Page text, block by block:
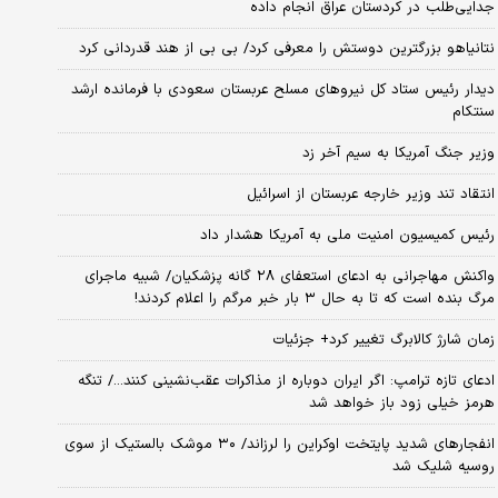
جدایی‌طلب در کردستان عراق انجام داده
نتانیاهو بزرگترین دوستش را معرفی کرد/ بی بی از هند قدردانی کرد
دیدار رئیس ستاد کل نیروهای مسلح عربستان سعودی با فرمانده ارشد
سنتکام
وزیر جنگ آمریکا به سیم آخر زد
انتقاد تند وزیر خارجه عربستان از اسرائیل
رئیس کمیسیون امنیت ملی به آمریکا هشدار داد
واکنش مهاجرانی به ادعای استعفای ۲۸ گانه پزشکیان/ شبیه ماجرای
مرگ بنده است که تا به حال ۳ بار خبر مرگم را اعلام کردند!
زمان شارژ کالابرگ تغییر کرد+ جزئیات
ادعای تازه ترامپ: اگر ایران دوباره از مذاکرات عقب‌نشینی کنند.../ تنگه
هرمز خیلی زود باز خواهد شد
انفجارهای شدید پایتخت اوکراین را لرزاند/ ۳۰ موشک بالستیک از سوی
روسیه شلیک شد